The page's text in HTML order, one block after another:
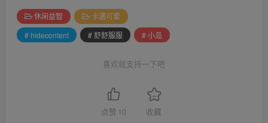
休闲益智
卡通可爱
# hidecontent
# 舒舒服服 # 小岛
喜欢就支持一下吧
点赞 10 收藏